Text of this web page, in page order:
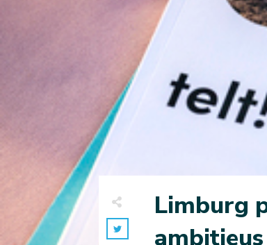
Limburg
ambitieus